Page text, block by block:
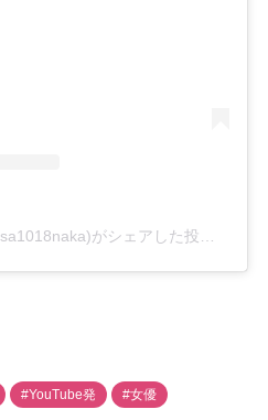
Riisa Naka / 仲 里依紗(@riisa1018naka)がシェアした投稿
#YouTube発 #女優